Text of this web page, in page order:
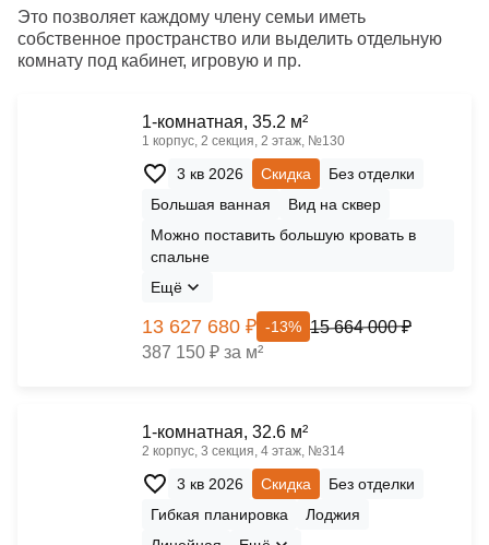
Это позволяет каждому члену семьи иметь
собственное пространство или выделить отдельную
комнату под кабинет, игровую и пр.
1-комнатная, 35.2 м²
1 корпус, 2 секция, 2 этаж, №130
3 кв 2026 Скидка
Без отделки
Большая ванная
Вид на сквер
Можно поставить большую кровать в
спальне
Ещё
13 627 680 ₽ -13% 15 664 000 ₽
387 150 ₽ за м²
1-комнатная, 32.6 м²
2 корпус, 3 секция, 4 этаж, №314
3 кв 2026 Скидка
Без отделки
Гибкая планировка
Лоджия